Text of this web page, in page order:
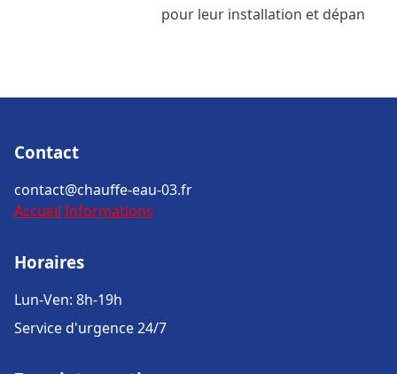
pour leur installation et dépan
Contact
contact@chauffe-eau-03.fr
Accueil Informations
Horaires
Lun-Ven: 8h-19h
Service d'urgence 24/7